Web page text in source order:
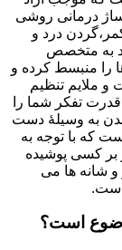
درمانی روشی
درد و
به متخصص
را منبسط کرده و
ملایم تنظیم
تفکر شما را
به وسیلۀ دست
که با توجه به
بر کسی پوشیده
و شانه ها می
است.
است؟